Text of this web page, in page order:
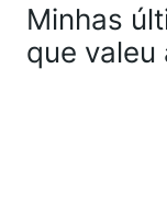
Minhas
que valeu